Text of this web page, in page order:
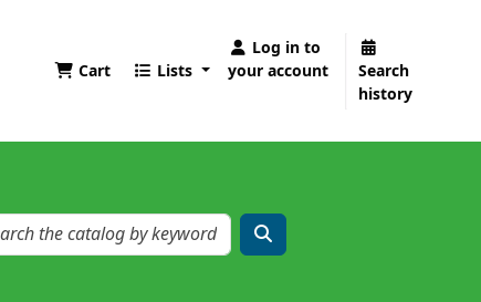
Cart Lists
Log in to
your account
Search
history